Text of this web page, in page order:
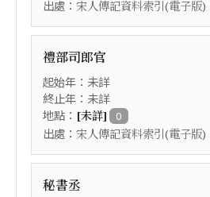
出處： 宋人傳記資料索引(電子版)
禮部司郎官
起始年：未詳
終止年：未詳
地點： [未詳] 0
出處： 宋人傳記資料索引(電子版)
秘書丞